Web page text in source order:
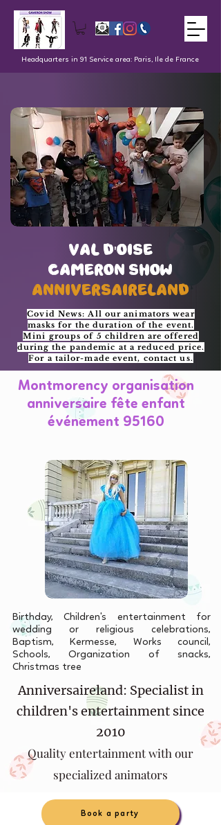
Headquarters in 91 Service area: Paris, Ile de France
val d'oise
Cameron Show
AnniversaireLand
val d'oise
Cameron Show
AnniversaireLand
Covid News: All our animators wear
masks for the duration of the event.
Mini groups of 5 children are offered
during the pandemic at a reduced price.
For a tailor-made event, contact us.
Montmorency organisation
anniversaire fête enfant
événement 95160
Birthday, Children's entertainment for
wedding or religious celebrations,
Baptism, Kermesse, Works council,
Schools, Organization of snacks,
Christmas tree
Anniversaireland: Specialist in
children's entertainment since
2010
Quality entertainment with our
specialized animators
Book a party